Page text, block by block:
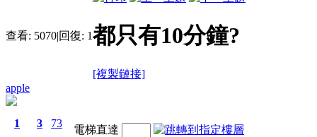
查看: 5070|回復: 1都只有10分鐘?
[複製鏈接]
apple
1 3 73
電梯直達